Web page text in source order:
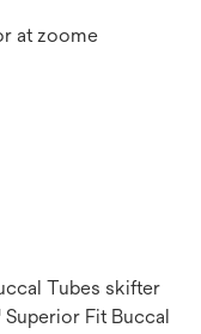
at zoome
Tubes skifter
Fit Buccal